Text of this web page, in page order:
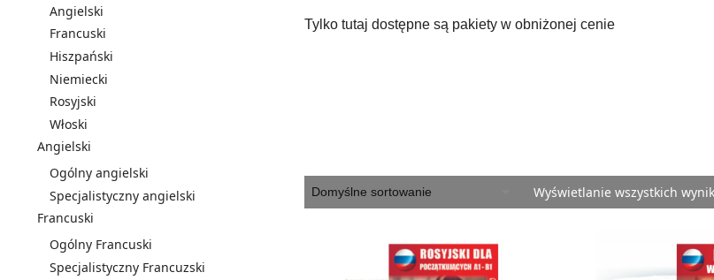
Tylko tutaj dostępne są pakiety w obniżonej cenie
Wyświetlanie wszystkich
Angielski
Francuski
Hiszpański
Niemiecki
Rosyjski
Włoski
Angielski
Ogólny angielski
Specjalistyczny angielski
Francuski
Ogólny Francuski
Specjalistyczny Francuzski